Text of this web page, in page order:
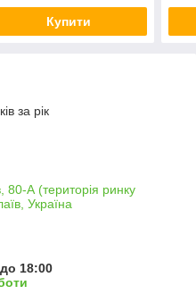
Купити
за рік
80-А (територія ринку
Україна
18:00